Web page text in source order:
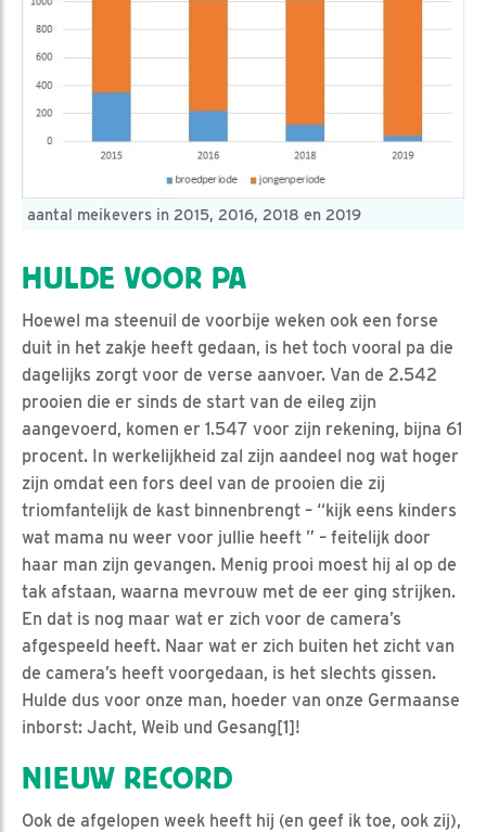
aantal meikevers in 2015, 2016, 2018 en 2019
HULDE VOOR PA
Hoewel ma steenuil de voorbije weken ook een forse
duit in het zakje heeft gedaan, is het toch vooral pa die
dagelijks zorgt voor de verse aanvoer. Van de 2.542
prooien die er sinds de start van de eileg zijn
aangevoerd, komen er 1.547 voor zijn rekening, bijna 61
procent. In werkelijkheid zal zijn aandeel nog wat hoger
zijn omdat een fors deel van de prooien die zij
triomfantelijk de kast binnenbrengt – “kijk eens kinders
wat mama nu weer voor jullie heeft ” – feitelijk door
haar man zijn gevangen. Menig prooi moest hij al op de
tak afstaan, waarna mevrouw met de eer ging strijken.
En dat is nog maar wat er zich voor de camera’s
afgespeeld heeft. Naar wat er zich buiten het zicht van
de camera’s heeft voorgedaan, is het slechts gissen.
Hulde dus voor onze man, hoeder van onze Germaanse
inborst: Jacht, Weib und Gesang[1]!
NIEUW RECORD
Ook de afgelopen week heeft hij (en geef ik toe, ook zij),